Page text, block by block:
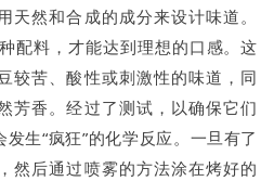
天然和合成的成分来设计味道。
配料，才能达到理想的口感。这
较苦、酸性或刺激性的味道，同
芳香。经过了测试，以确保它们
生“疯狂”的化学反应。一旦有了
然后通过喷雾的方法涂在烤好的